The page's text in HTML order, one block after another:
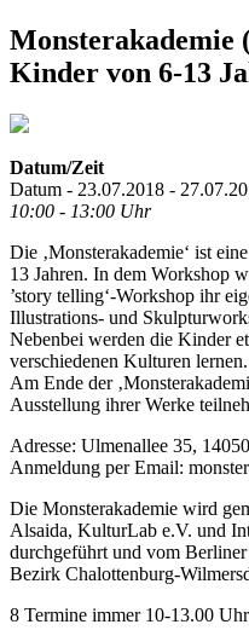
Monsterakademie
Kinder von 6-13
Datum/Zeit
Datum - 23.07.2018 -
10:00 - 13:00 Uhr
Die ‚Monsterakademie‘ ist
13 Jahren. In dem Workshop
’story telling‘-Workshop ihr
Illustrations- und
Nebenbei werden die Kinder
verschiedenen Kulturen lernen.
Am Ende der
Ausstellung ihrer Werke
Adresse: Ulmenallee 35,
Anmeldung per Email:
Die Monsterakademie wird
Alsaida, KulturLab e.V. und
durchgeführt und vom
Bezirk Chalottenburg-
8 Termine immer 10-13.00